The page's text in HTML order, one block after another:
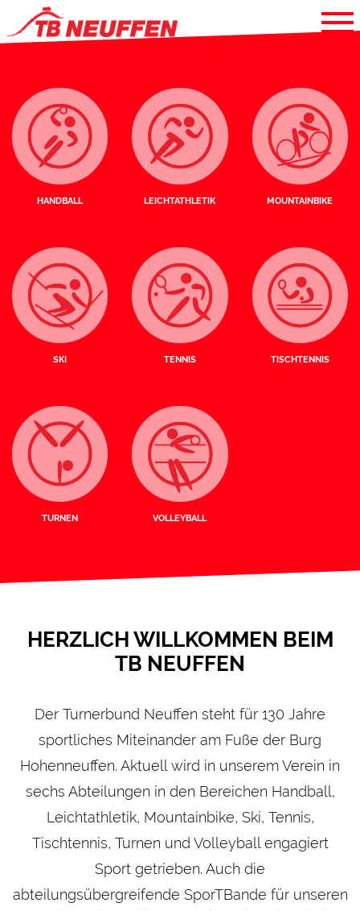
HANDBALL LEICHTATHLETIK MOUNTAINBIKE
SKI TENNIS TISCHTENNIS
TURNEN VOLLEYBALL
HERZLICH WILLKOMMEN BEIM
TB NEUFFEN
Der Turnerbund Neuffen steht für 130 Jahre
sportliches Miteinander am Fuße der Burg
Hohenneuffen. Aktuell wird in unserem Verein in
sechs Abteilungen in den Bereichen Handball,
Leichtathletik, Mountainbike, Ski, Tennis,
Tischtennis, Turnen und Volleyball engagiert
Sport getrieben. Auch die
abteilungsübergreifende SporTBande für unseren